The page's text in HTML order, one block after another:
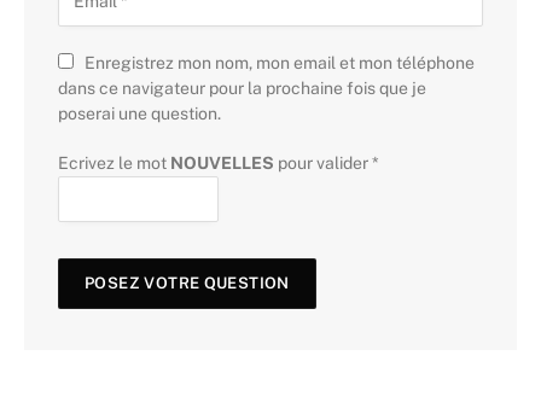
Enregistrez mon nom, mon email et mon téléphone
dans ce navigateur pour la prochaine fois que je
poserai une question.
Ecrivez le mot NOUVELLES pour valider*